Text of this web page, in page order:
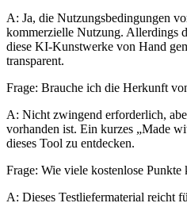
A: Ja, die Nutzungsbedingungen
kommerzielle Nutzung. Allerdings
diese KI-Kunstwerke von Hand
transparent.
Frage: Brauche ich die Herkunft
A: Nicht zwingend erforderlich,
vorhanden ist. Ein kurzes „Made
dieses Tool zu entdecken.
Frage: Wie viele kostenlose Punkte
A: Dieses Testliefermaterial reicht